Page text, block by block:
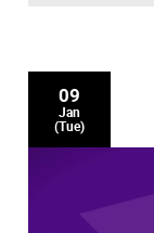
09
Jan
(Tue)